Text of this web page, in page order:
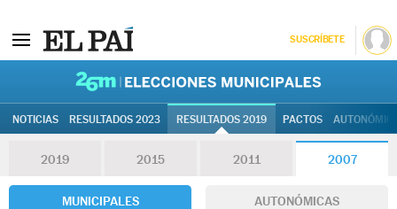
SUSCRÍBETE
NOTICIAS RESULTADOS 2023 RESULTADOS 2019 PACTOS
2019 2015 2011 2007
MUNICIPALES AUTONÓMICAS